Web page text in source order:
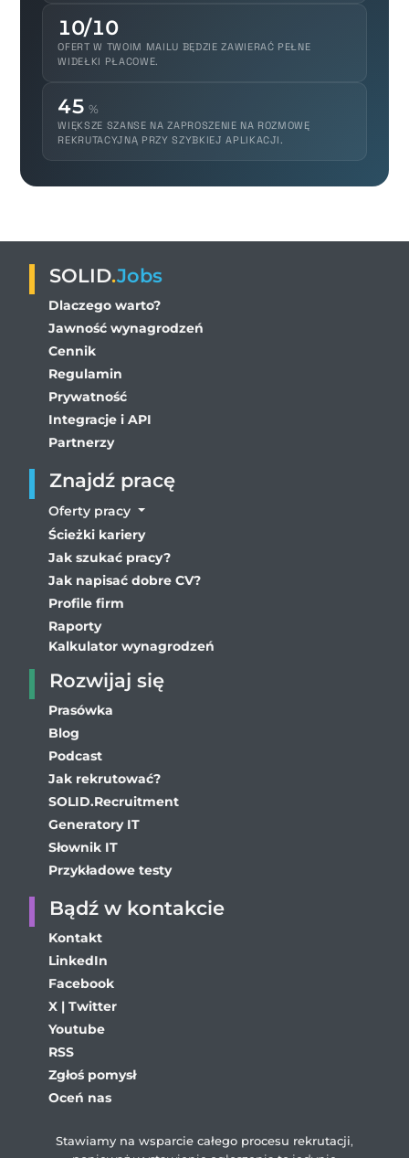
10/10
OFERT W TWOIM MAILU BĘDZIE ZAWIERAĆ PEŁNE
WIDEŁKI PŁACOWE.
45 %
WIĘKSZE SZANSE NA ZAPROSZENIE NA ROZMOWĘ
REKRUTACYJNĄ PRZY SZYBKIEJ APLIKACJI.
SOLID.Jobs
Dlaczego warto?
Jawność wynagrodzeń
Cennik
Regulamin
Prywatność
Integracje i API
Partnerzy
Znajdź pracę
Oferty pracy
Ścieżki kariery
Jak szukać pracy?
Jak napisać dobre CV?
Profile firm
Raporty
Kalkulator wynagrodzeń
Rozwijaj się
Prasówka
Blog
Podcast
Jak rekrutować?
SOLID.Recruitment
Generatory IT
Słownik IT
Przykładowe testy
Bądź w kontakcie
Kontakt
LinkedIn
Facebook
X | Twitter
Youtube
RSS
Zgłoś pomysł
Oceń nas
Stawiamy na wsparcie całego procesu rekrutacji,